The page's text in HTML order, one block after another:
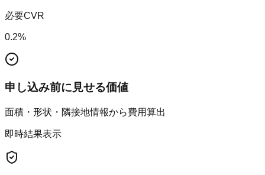
必要CVR
0.2%
申し込み前に見せる価値
面積・形状・隣接地情報から費用算出
即時結果表示